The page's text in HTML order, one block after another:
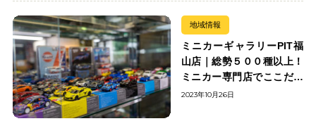
地域情報
ミニカーギャラリーPIT福
山店｜総勢５００種以上！
ミニカー専門店でここだけ
の出会いを楽しもう
2023年10月26日